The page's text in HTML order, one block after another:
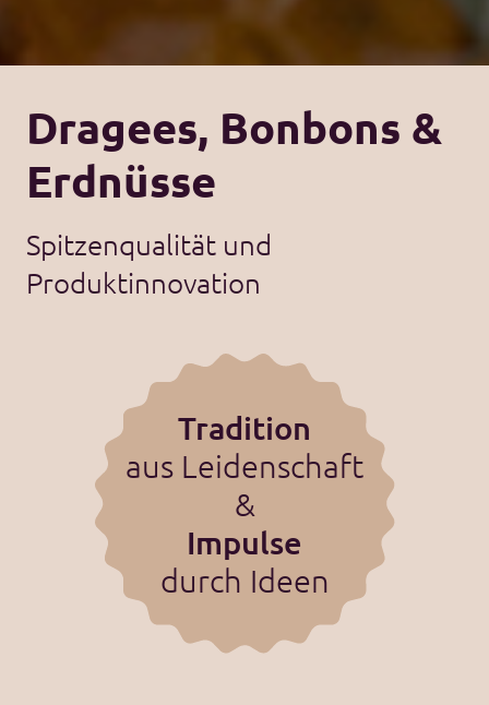
Dragees, Bonbons &
Erdnüsse
Spitzenqualität und
Produktinnovation
Tradition
aus Leidenschaft
&
Impulse
durch Ideen